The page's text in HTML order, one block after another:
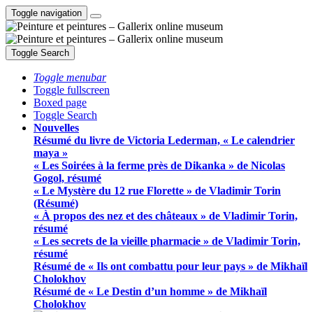
Toggle navigation
Toggle Search
Toggle menubar
Toggle fullscreen
Boxed page
Toggle Search
Nouvelles
Résumé du livre de Victoria Lederman, « Le calendrier
maya »
« Les Soirées à la ferme près de Dikanka » de Nicolas
Gogol, résumé
« Le Mystère du 12 rue Florette » de Vladimir Torin
(Résumé)
« À propos des nez et des châteaux » de Vladimir Torin,
résumé
« Les secrets de la vieille pharmacie » de Vladimir Torin,
résumé
Résumé de « Ils ont combattu pour leur pays » de Mikhaïl
Cholokhov
Résumé de « Le Destin d’un homme » de Mikhaïl
Cholokhov